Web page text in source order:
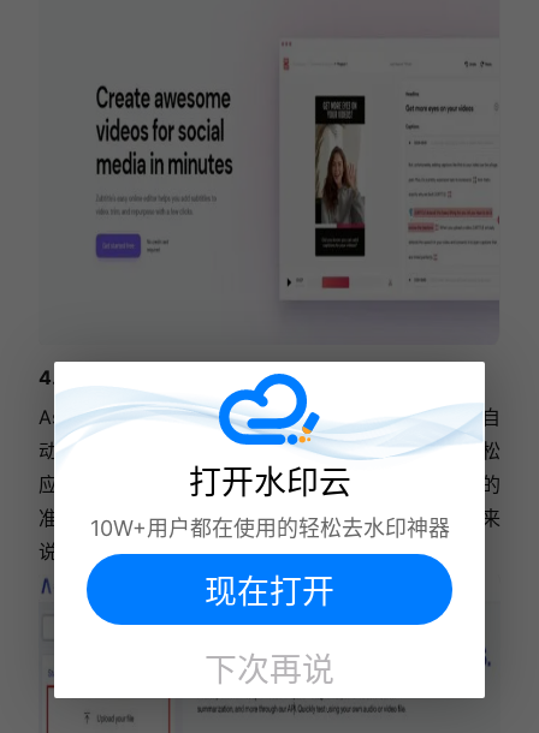
4. Assembly AI
Assembly AI采用前沿的人工智能技术，为用户提供自
动化的视频转文字服务。其智能语音识别技术能够轻松
应对不同口音和方言的视频语音内容，确保转写结果的
准确性和可靠性。对于需要处理复杂语音环境的用户来
说，Assembly AI无疑是一个理想的选择。
打开水印云
10W+用户都在使用的轻松去水印神器
现在打开
下次再说